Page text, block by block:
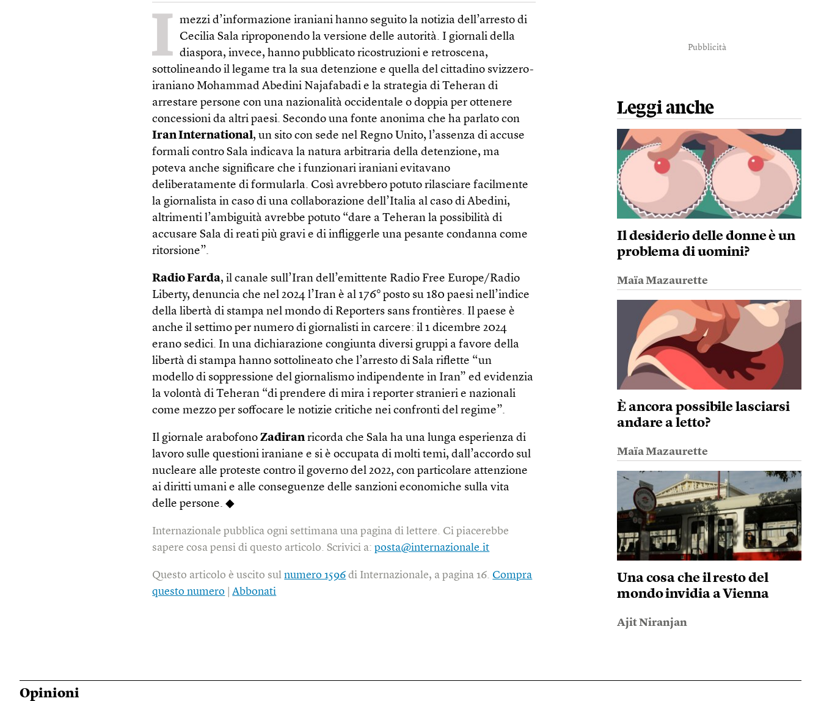
I mezzi d’informazione iraniani hanno seguito la notizia dell’arresto di
Cecilia Sala riproponendo la versione delle autorità. I giornali della
diaspora, invece, hanno pubblicato ricostruzioni e retroscena,
sottolineando il legame tra la sua detenzione e quella del cittadino svizzero-
iraniano Mohammad Abedini Najafabadi e la strategia di Teheran di
arrestare persone con una nazionalità occidentale o doppia per ottenere
concessioni da altri paesi. Secondo una fonte anonima che ha parlato con
Iran International, un sito con sede nel Regno Unito, l’assenza di accuse
formali contro Sala indicava la natura arbitraria della detenzione, ma
poteva anche significare che i funzionari iraniani evitavano
deliberatamente di formularla. Così avrebbero potuto rilasciare facilmente
la giornalista in caso di una collaborazione dell’Italia al caso di Abedini,
altrimenti l’ambiguità avrebbe potuto “dare a Teheran la possibilità di
accusare Sala di reati più gravi e di infliggerle una pesante condanna come
ritorsione”.
Radio Farda, il canale sull’Iran dell’emittente Radio Free Europe/Radio
Liberty, denuncia che nel 2024 l’Iran è al 176° posto su 180 paesi nell’indice
della libertà di stampa nel mondo di Reporters sans frontières. Il paese è
anche il settimo per numero di giornalisti in carcere: il 1 dicembre 2024
erano sedici. In una dichiarazione congiunta diversi gruppi a favore della
libertà di stampa hanno sottolineato che l’arresto di Sala riflette “un
modello di soppressione del giornalismo indipendente in Iran” ed evidenzia
la volontà di Teheran “di prendere di mira i reporter stranieri e nazionali
come mezzo per soffocare le notizie critiche nei confronti del regime”.
Il giornale arabofonoZadiranricorda che Sala ha una lunga esperienza di
lavoro sulle questioni iraniane e si è occupata di molti temi, dall’accordo sul
nucleare alle proteste contro il governo del 2022, con particolare attenzione
ai diritti umani e alle conseguenze delle sanzioni economiche sulla vita
delle persone. ◆
Internazionale pubblica ogni settimana una pagina di lettere. Ci piacerebbe
sapere cosa pensi di questo articolo. Scrivici a:posta@internazionale.it
Questo articolo è uscito sulnumero 1596 di Internazionale, a pagina 16.Compra
questo numero |Abbonati
Pubblicità
Leggi anche
Il desiderio delle donne è un
problema di uomini?
Maïa Mazaurette
È ancora possibile lasciarsi
andare a letto?
Maïa Mazaurette
Una cosa che il resto del
mondo invidia a Vienna
Ajit Niranjan
Opinioni